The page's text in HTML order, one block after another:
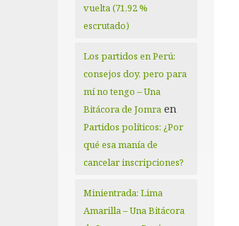
vuelta (71,92 %
escrutado)
Los partidos en Perú:
consejos doy, pero para
mí no tengo – Una
Bitácora de Jomra en
Partidos políticos: ¿Por
qué esa manía de
cancelar inscripciones?
Minientrada: Lima
Amarilla – Una Bitácora